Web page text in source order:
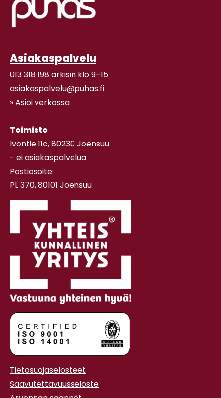
Asiakaspalvelu
013 318 198 arkisin klo 9–15
asiakaspalvelu@puhas.fi
» Asioi verkossa
Toimisto
Ivontie 11c, 80230 Joensuu
- ei asiakaspalvelua
Postiosoite:
PL 370, 80101 Joensuu
Tietosuojaselosteet
Saavutettavuusseloste